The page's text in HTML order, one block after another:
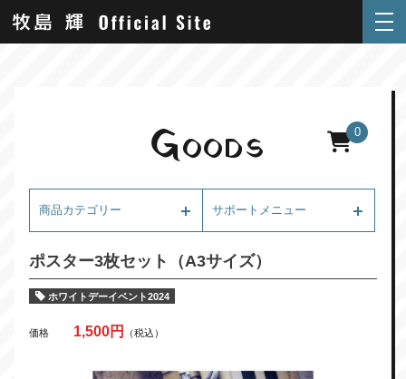
GOODS 0
商品カテゴリー サポートメニュー
ポスター3枚セット（A3サイズ）
ホワイトデーイベント2024
価格 1,500円 （税込）